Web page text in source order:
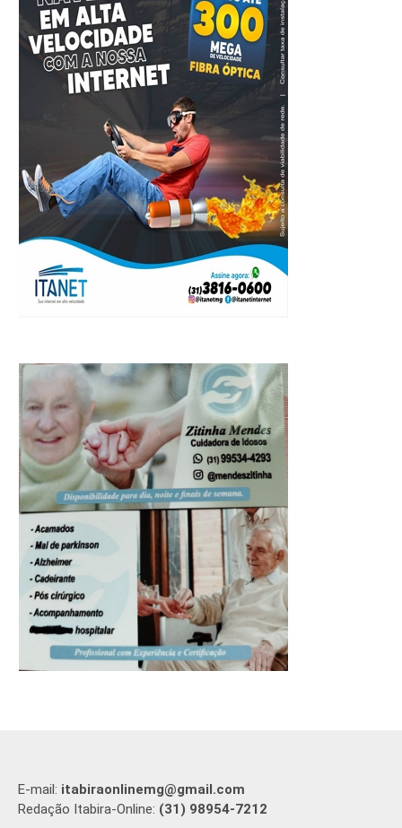
E-mail: itabiraonlinemg@gmail.com
Redação Itabira-Online: (31) 98954-7212